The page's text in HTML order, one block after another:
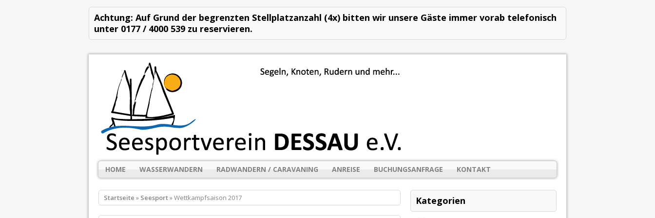
Achtung: Auf Grund der begrenzten Stellplatzanzahl (4x) bitten wir unsere Gäste immer vorab telefonisch
unter 0177 / 4000 539 zu reservieren.
HOME WASSERWANDERN RADWANDERN / CARAVANING ANREISE BUCHUNGSANFRAGE KONTAKT
Startseite » Seesport» Wettkampfsaison 2017 Kategorien